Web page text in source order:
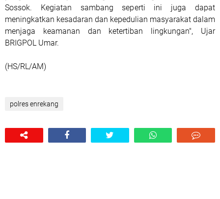
Sossok. Kegiatan sambang seperti ini juga dapat
meningkatkan kesadaran dan kepedulian masyarakat dalam
menjaga keamanan dan ketertiban lingkungan", Ujar
BRIGPOL Umar.
(HS/RL/AM)
polres enrekang